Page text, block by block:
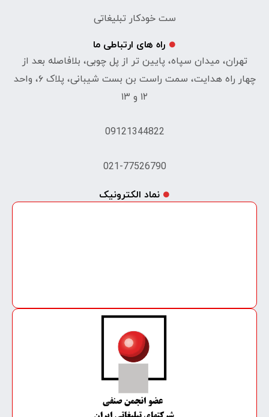
ست خودکار تبلیغاتی
راه های ارتباطی ما
تهران، میدان سپاه، پایین تر از پل چوبی، بلافاصله بعد از
چهار راه هدایت، سمت راست بن بست شیبانی، پلاک ۶، واحد
۱۲ و ۱۳
09121344822
021-77526790
نماد الکترونیک